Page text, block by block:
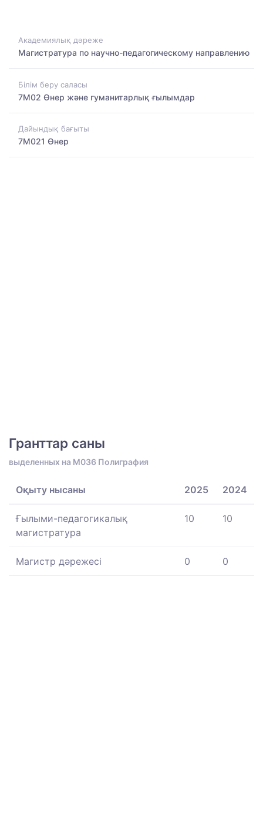
Академиялық дәреже
Магистратура по научно-педагогическому направлению
Білім беру саласы
7M02 Өнер және гуманитарлық ғылымдар
Дайындық бағыты
7M021 Өнер
Гранттар саны
выделенных на M036 Полиграфия
Оқыту нысаны 2025 2024
Ғылыми-педагогикалық
магистратура
10 10
Магистр дәрежесі 0 0